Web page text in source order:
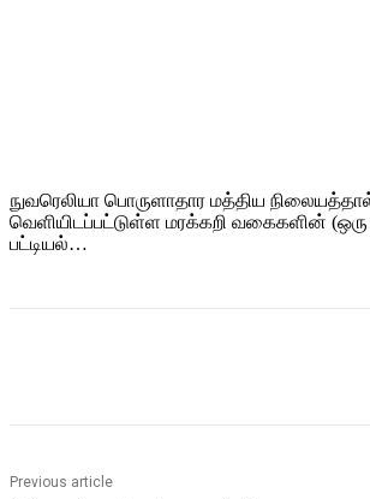
நுவரெலியா பொருளாதார மத்திய
வெளியிடப்பட்டுள்ள மரக்கறி வகைகளின்
பட்டியல்…
Previous article